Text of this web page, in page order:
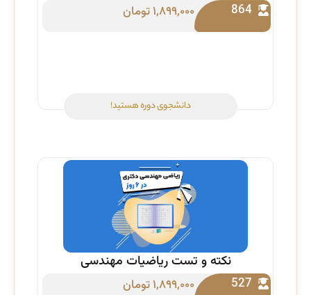
864 ۱,۸۹۹,۰۰۰تومان
دانشجوی دوره هستید!
نکته و تست ریاضیات مهندسی
527 ۱,۸۹۹,۰۰۰تومان